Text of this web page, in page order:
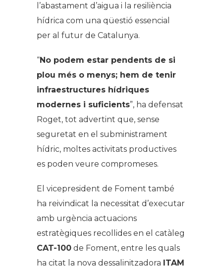
l’abastament d’aigua i la resiliència
hídrica com una qüestió essencial
per al futur de Catalunya.
“No podem estar pendents de si
plou més o menys; hem de tenir
infraestructures hídriques
modernes i suficients”, ha defensat
Roget, tot advertint que, sense
seguretat en el subministrament
hídric, moltes activitats productives
es poden veure compromeses.
El vicepresident de Foment també
ha reivindicat la necessitat d’executar
amb urgència actuacions
estratègiques recollides en el catàleg
CAT-100 de Foment, entre les quals
ha citat la nova dessalinitzadora ITAM